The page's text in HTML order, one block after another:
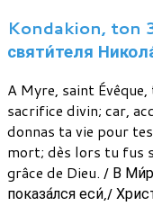
Kondakion, ton
святи́теля
A Myre, saint
sacrifice divin; car,
donnas ta vie pour
mort; dès lors tu fus
grâce de Dieu. / В
показа́лся еси́,/